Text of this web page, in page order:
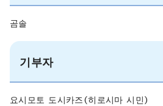
곰솔
기부자
요시모토 도시카즈(히로시마 시민)